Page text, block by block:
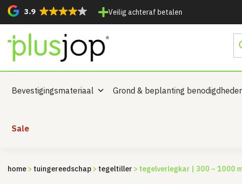
3.9 Veilig achteraf betalen
Bevestigingsmateriaal Grond & beplanting
Sale
home > tuingereedschap > tegeltiller > tegelverlegkar | 300 – 1000